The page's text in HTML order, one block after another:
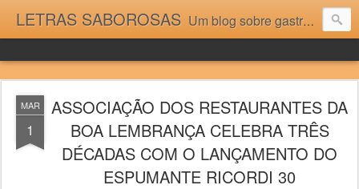
LETRAS SABOROSAS Um blog sobre gastronomia para as pessoas que gostam da boa cozinha. Dicas, receitas, notícias gastronômicas e viagens do Caburaí ao Chuí. Vou adorar tê-los na minha cozinha acima do Equador.
MAR
1
ASSOCIAÇÃO DOS RESTAURANTES DA
BOA LEMBRANÇA CELEBRA TRÊS
DÉCADAS COM O LANÇAMENTO DO
ESPUMANTE RICORDI 30